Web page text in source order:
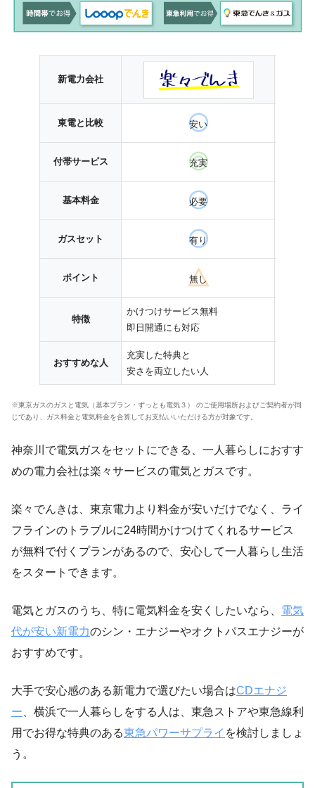
新電力会社
東電と比較 安い
付帯サービス 充実
基本料金 必要
ガスセット 有り
ポイント 無し
特徴
かけつけサービス無料
即日開通にも対応
おすすめな人
充実した特典と
安さを両立したい人
※東京ガスのガスと電気（基本プラン・ずっとも電気３） のご使用場所およびご契約者が同
じであり、ガス料金と電気料金を合算してお支払いいただける方が対象です。
神奈川で電気ガスをセットにできる、一人暮らしにおすす
めの電力会社は楽々サービスの電気とガスです。
楽々でんきは、東京電力より料金が安いだけでなく、ライ
フラインのトラブルに24時間かけつけてくれるサービス
が無料で付くプランがあるので、安心して一人暮らし生活
をスタートできます。
電気とガスのうち、特に電気料金を安くしたいなら、 電気
代が安い新電力のシン・エナジーやオクトパスエナジーが
おすすめです。
大手で安心感のある新電力で選びたい場合はCDエナジ
ー 、横浜で一人暮らしをする人は、東急ストアや東急線利
用でお得な特典のある東急パワーサプライ を検討しましょ
う。